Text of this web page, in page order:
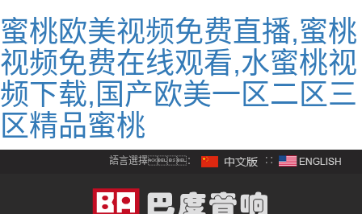
蜜桃欧美视频免费直播,蜜桃
视频免费在线观看,水蜜桃视
频下载,国产欧美一区二区三
区精品蜜桃
語言選擇： ∷